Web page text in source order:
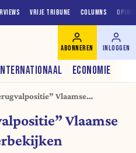
VRIJE TRIBUNE COLUMNS
ECONOMIE
ABONNEREN INLOGGEN
Vlaamse
Vlaamse